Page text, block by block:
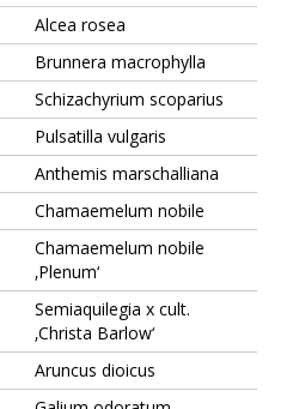
Alcea rosea
Brunnera macrophylla
Schizachyrium scoparius
Pulsatilla vulgaris
Anthemis marschalliana
Chamaemelum nobile
Chamaemelum nobile
‚Plenum‘
Semiaquilegia x cult.
‚Christa Barlow‘
Aruncus dioicus